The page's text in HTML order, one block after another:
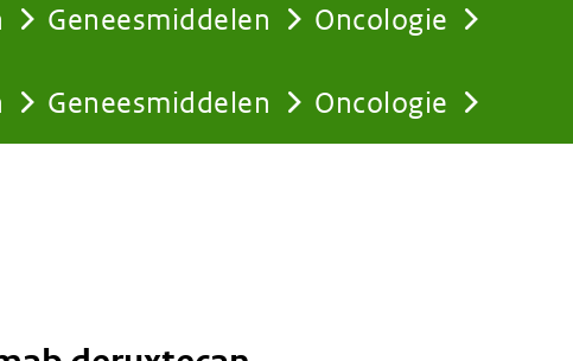
Geneesmiddelen Oncologie
Geneesmiddelen Oncologie